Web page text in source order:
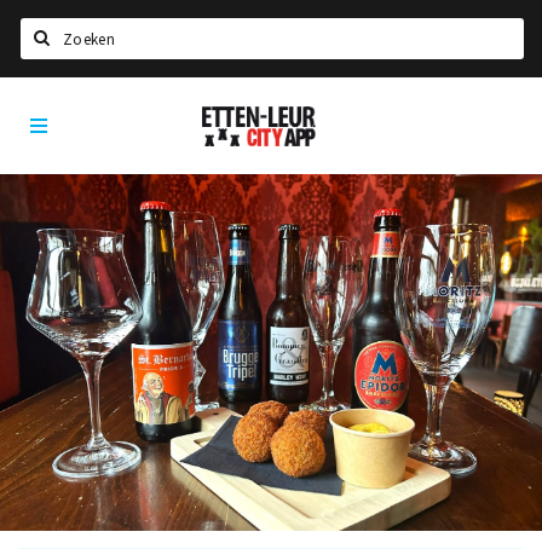
Home
Agenda
Deals
Party pics
Nieuws, interviews & blogs
Eten
Drinken
Slapen
Recreatief
Winkels
Etten-
Leur